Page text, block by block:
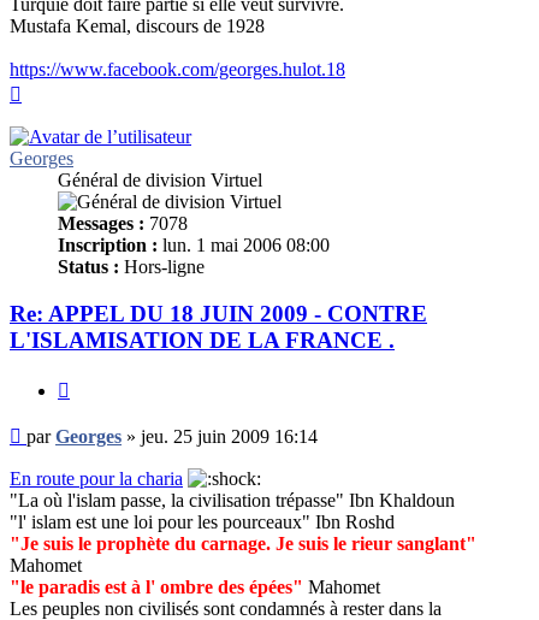
Turquie doit faire partie si elle veut survivre.
Mustafa Kemal, discours de 1928
https://www.facebook.com/georges.hulot.18
Georges
Général de division Virtuel
Messages : 7078
Inscription : lun. 1 mai 2006 08:00
Status : Hors-ligne
Re: APPEL DU 18 JUIN 2009 - CONTRE
L'ISLAMISATION DE LA FRANCE .
Message
non
lu
parGeorges » jeu. 25 juin 2009 16:14
En route pour la charia
"La où l'islam passe, la civilisation trépasse" Ibn Khaldoun
"l' islam est une loi pour les pourceaux" Ibn Roshd
"Je suis le prophète du carnage. Je suis le rieur sanglant"
Mahomet
"le paradis est à l' ombre des épées" Mahomet
Les peuples non civilisés sont condamnés à rester dans la